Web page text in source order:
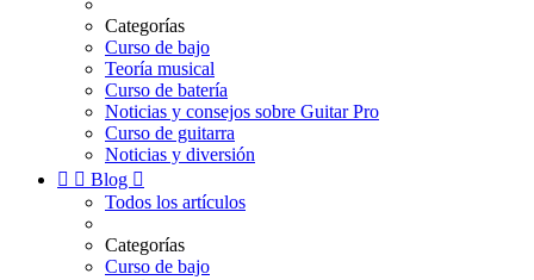
Categorías
Curso de bajo
Teoría musical
Curso de batería
Noticias y consejos sobre Guitar Pro
Curso de guitarra
Noticias y diversión
  Blog 
Todos los artículos
Categorías
Curso de bajo